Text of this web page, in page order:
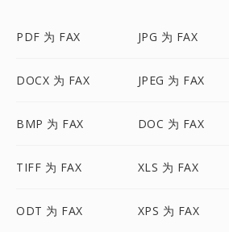
PDF 为 FAX JPG 为 FAX
DOCX 为 FAX JPEG 为 FAX
BMP 为 FAX DOC 为 FAX
TIFF 为 FAX XLS 为 FAX
ODT 为 FAX XPS 为 FAX